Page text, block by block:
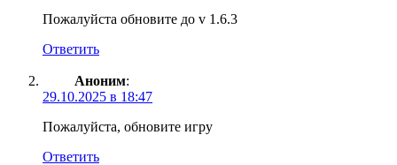
Пожалуйста обновите до v 1.6.3
Ответить
Аноним:
29.10.2025 в 18:47
Пожалуйста, обновите игру
Ответить